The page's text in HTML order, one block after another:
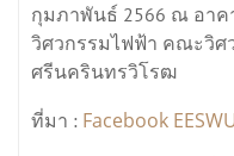
กุมภาพันธ์ 2566 ณ อาค
วิศวกรรมไฟฟ้า คณะวิศ
ศรีนครินทรวิโรฒ
ที่มา : Facebook